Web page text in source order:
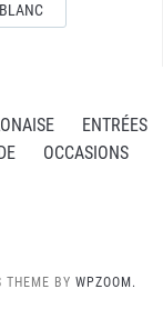
ENTRÉES
OCCASIONS
THEME BY WPZOOM.